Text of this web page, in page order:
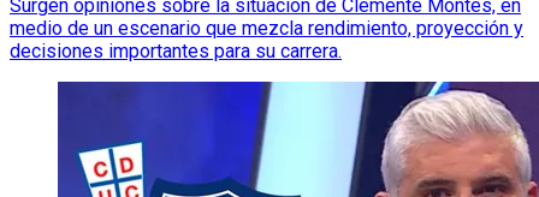
Surgen opiniones sobre la situación de Clemente Montes, en
medio de un escenario que mezcla rendimiento, proyección y
decisiones importantes para su carrera.